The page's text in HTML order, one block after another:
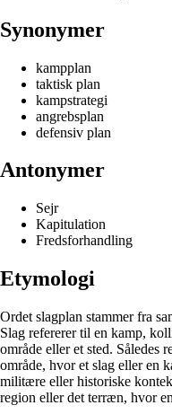
Synonymer
kampplan
taktisk plan
kampstrategi
angrebsplan
defensiv plan
Antonymer
Sejr
Kapitulation
Fredsforhandling
Etymologi
Ordet slagplan stammer fra
Slag refererer til en kamp,
område eller et sted. Således
område, hvor et slag eller en
militære eller historiske
region eller det terræn, hvor